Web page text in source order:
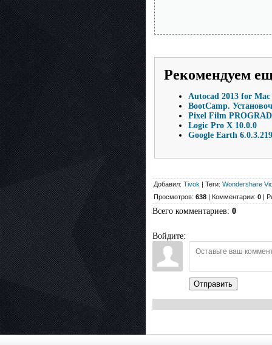
Рекомендуем
Autocad 2013 for Mac
BootCamp.
Pixel Film
Logic Pro X 10.0.0
Google Earth
Добавил: Tivok | Теги: Wondershare
Просмотров: 638 | Комментарии: 0 |
Всего комментариев: 0
Войдите:
Отправить